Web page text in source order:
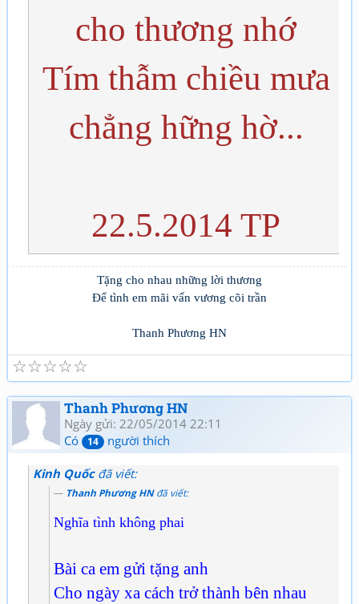
cho thương nhớ
Tím thẫm chiều mưa
chẳng hững hờ...
22.5.2014 TP
Tặng cho nhau những lời thương
Để tình em mãi vấn vương cõi trần
Thanh Phương HN
☆
☆
☆
☆
☆
Thanh Phương HN
Ngày gửi: 22/05/2014 22:11
Có
14 người thích
Kinh Quốcđã viết:
Thanh Phương HNđã viết:
Nghĩa tình không phai
Bài ca em gửi tặng anh
Cho ngày xa cách trở thành bên nhau